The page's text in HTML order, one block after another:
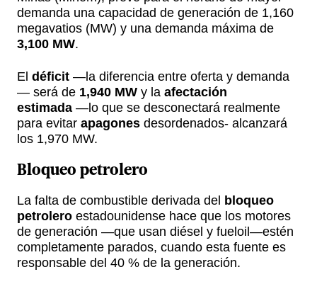
demanda una capacidad de generación de 1,160
megavatios (MW) y una demanda máxima de
3,100 MW.
El déficit —la diferencia entre oferta y demanda
— será de 1,940 MW y la afectación
estimada —lo que se desconectará realmente
para evitar apagones desordenados- alcanzará
los 1,970 MW.
Bloqueo petrolero
La falta de combustible derivada del bloqueo
petrolero estadounidense hace que los motores
de generación —que usan diésel y fueloil—estén
completamente parados, cuando esta fuente es
responsable del 40 % de la generación.